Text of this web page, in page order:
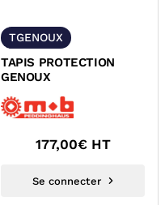
TGENOUX
TAPIS PROTECTION
GENOUX
177,00€ HT
Se connecter